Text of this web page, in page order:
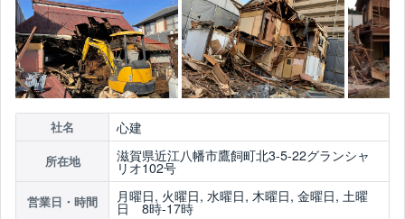
社名 心建
所在地 滋賀県近江八幡市鷹飼町北3-5-22グランシャ
リオ102号
営業日・時間 月曜日, 火曜日, 水曜日, 木曜日, 金曜日, 土曜
日 8時-17時